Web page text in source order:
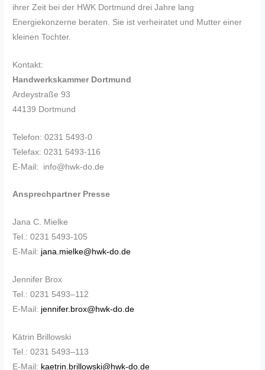
ihrer Zeit bei der HWK Dortmund drei Jahre lang
Energiekonzerne beraten. Sie ist verheiratet und Mutter einer
kleinen Tochter.
Kontakt:
Handwerkskammer Dortmund
Ardeystraße 93
44139 Dortmund
Telefon: 0231 5493-0
Telefax: 0231 5493-116
E-Mail: info@hwk-do.de
Ansprechpartner Presse
Jana C. Mielke
Tel.: 0231 5493-105
E-Mail: jana.mielke@hwk-do.de
Jennifer Brox
Tel.: 0231 5493–112
E-Mail: jennifer.brox@hwk-do.de
Kätrin Brillowski
Tel.: 0231 5493–113
E-Mail: kaetrin.brillowski@hwk-do.de